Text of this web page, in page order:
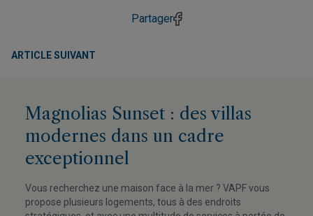
Partager
ARTICLE SUIVANT
Magnolias Sunset : des villas
modernes dans un cadre
exceptionnel
Vous recherchez une maison face à la mer ? VAPF vous
propose plusieurs logements, tous à des endroits